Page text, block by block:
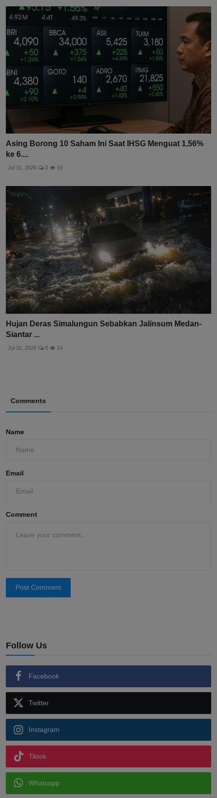
Asing Borong 10 Saham Ini Saat IHSG Menguat 1,56%
ke 6....
Jul 31, 2026 0 16
Hujan Deras Simalungun Sebabkan Jalinsum Medan-
Siantar ...
Jul 31, 2026 0 14
Comments
Name
Email
Comment
Post Comment
Follow Us
Facebook
Twitter
Instagram
Tiktok
Whatsapp